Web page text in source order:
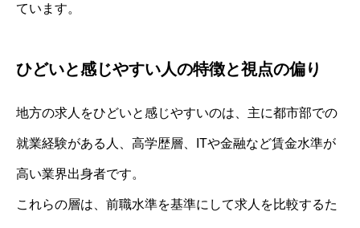
ています。
ひどいと感じやすい人の特徴と視点の偏り
地方の求人をひどいと感じやすいのは、主に都市部での
就業経験がある人、高学歴層、ITや金融など賃金水準が
高い業界出身者です。
これらの層は、前職水準を基準にして求人を比較するた